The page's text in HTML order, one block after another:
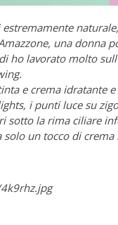
estremamente
una donna
ho lavorato molto
e crema idratante
i punti luce su
sotto la rima ciliare
un tocco di